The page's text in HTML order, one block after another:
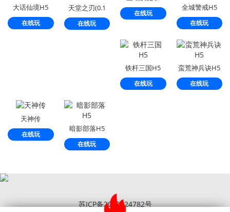
大话仙境H5
在线玩
天堂之刃(0.1
折)
在线玩
在线玩
全城警戒H5
在线玩
铁杆三国H5
在线玩
蛮荒神兵诀H5
在线玩
天神传
在线玩
暗影部落H5
在线玩
苏ICP备2022024782号